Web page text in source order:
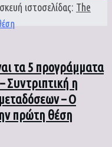
τα 5 προγράμματα
Συντριπτική η
– Ο
πρώτη θέση
ιστοσελίδας: The